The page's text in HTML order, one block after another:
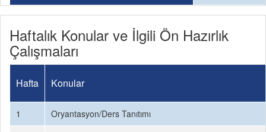
Haftalık Konular ve İlgili Ön Hazırlık
Çalışmaları
Hafta Konular
1
Oryantasyon/Ders Tanıtımı